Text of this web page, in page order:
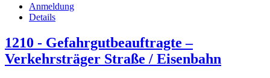
Anmeldung
Details
1210 - Gefahrgutbeauftragte –
Verkehrsträger Straße / Eisenbahn